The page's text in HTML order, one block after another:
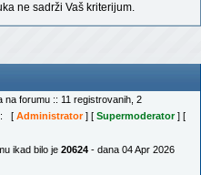
ne sadrži Vaš kriterijum.
na forumu :: 11 registrovanih, 2
[ Administrator] [ Supermoderator] [
ikad bilo je 20624 - dana 04 Apr 2026